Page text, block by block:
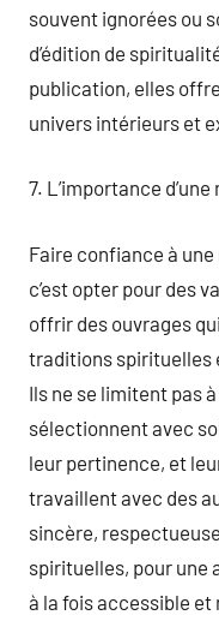
souvent ignorées ou
d’édition de
publication, elles
univers intérieurs et
7. L’importance
Faire confiance à
c’est opter pour des
offrir des ouvrages
traditions spirituelles
Ils ne se limitent pas
sélectionnent avec
leur pertinence, et
travaillent avec des
sincère,
spirituelles, pour une
à la fois accessible